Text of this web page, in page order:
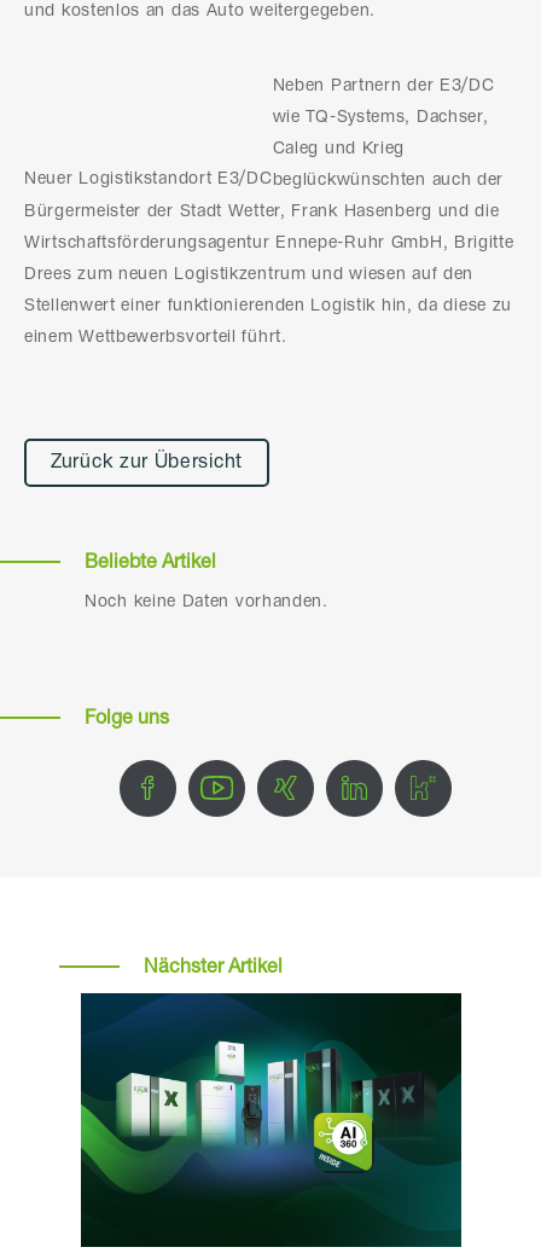
und kostenlos an das Auto weitergegeben.
Neuer Logistikstandort E3/DC
Neben Partnern der E3/DC
wie TQ-Systems, Dachser,
Caleg und Krieg
beglückwünschten auch der
Bürgermeister der Stadt Wetter, Frank Hasenberg und die
Wirtschaftsförderungsagentur Ennepe-Ruhr GmbH, Brigitte
Drees zum neuen Logistikzentrum und wiesen auf den
Stellenwert einer funktionierenden Logistik hin, da diese zu
einem Wettbewerbsvorteil führt.
Zurück zur Übersicht
Beliebte Artikel
Noch keine Daten vorhanden.
Folge uns
Nächster Artikel